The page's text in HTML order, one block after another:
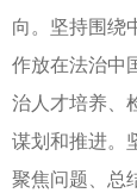
向。坚持围绕
作放在法治中
治人才培养、
谋划和推进。
聚焦问题、总